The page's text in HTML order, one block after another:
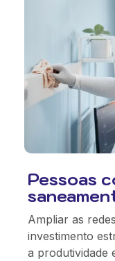
Pessoas
Ampliar as
investimento
a produtividade